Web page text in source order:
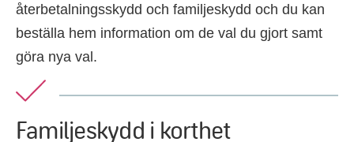
återbetalningsskydd och familjeskydd och du kan
beställa hem information om de val du gjort samt
göra nya val.
Familjeskydd i korthet